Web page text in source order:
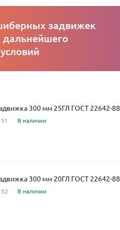
задвижек
дальнейшего
300 мм 25ГЛ ГОСТ 22642-88
В наличии
300 мм 20ГЛ ГОСТ 22642-88
В наличии